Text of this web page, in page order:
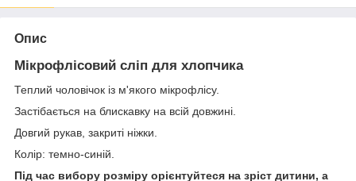
Опис
Мікрофлісовий сліп для хлопчика
Теплий чоловічок із м'якого мікрофлісу.
Застібається на блискавку на всій довжині.
Довгий рукав, закриті ніжки.
Колір: темно-синій.
Під час вибору розміру орієнтуйтеся на зріст дитини, а